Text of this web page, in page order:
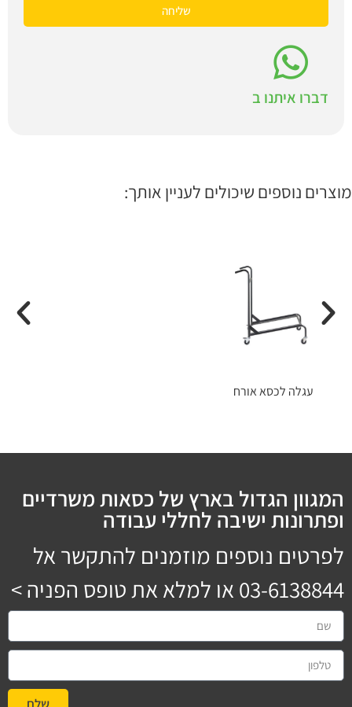
שליחה
דברו איתנו ב
מוצרים נוספים שיכולים לעניין אותך:
עגלה לכסא אורח
המגוון הגדול בארץ של כסאות משרדיים
ופתרונות ישיבה לחללי עבודה
לפרטים נוספים מוזמנים להתקשר אל
03-6138844 או למלא את טופס הפניה >